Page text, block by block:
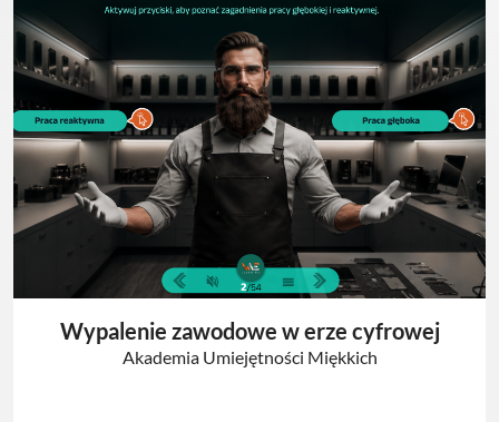
Wypalenie zawodowe w erze cyfrowej
Akademia Umiejętności Miękkich